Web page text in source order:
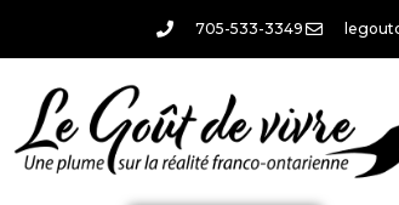
705-533-3349